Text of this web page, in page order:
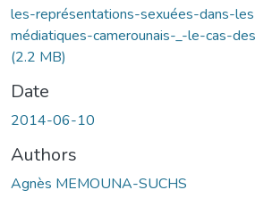
les-représentations-sexuées-dans-
médiatiques-camerounais-_-le-cas-
(2.2 MB)
Date
2014-06-10
Authors
Agnès MEMOUNA-SUCHS